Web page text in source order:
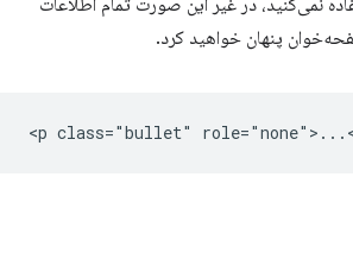
در غیر این صورت تمام اطلاعات
پنهان خواهید کرد.